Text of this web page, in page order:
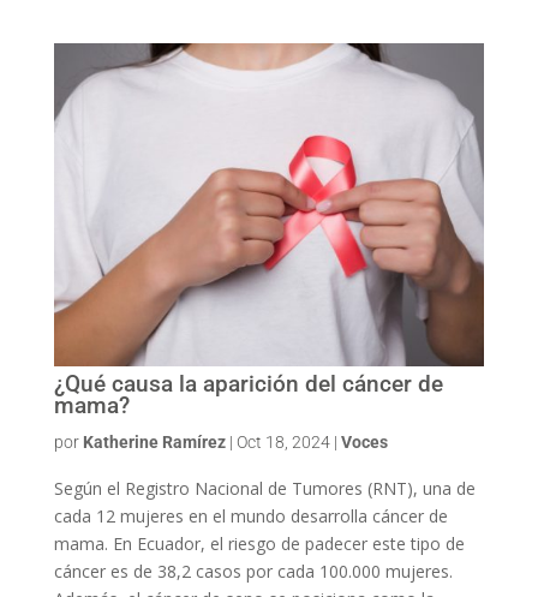
¿Qué causa la aparición del cáncer de
mama?
por Katherine Ramírez| Oct 18, 2024| Voces
Según el Registro Nacional de Tumores (RNT), una de
cada 12 mujeres en el mundo desarrolla cáncer de
mama. En Ecuador, el riesgo de padecer este tipo de
cáncer es de 38,2 casos por cada 100.000 mujeres.